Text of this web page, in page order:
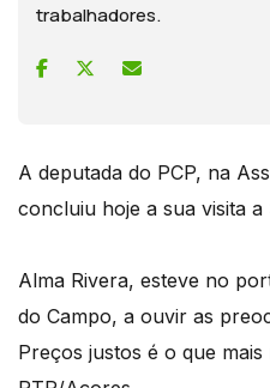
trabalhadores.
A deputada do PCP, na
concluiu hoje a sua visita a
Alma Rivera, esteve no
do Campo, a ouvir as
Preços justos é o que mais